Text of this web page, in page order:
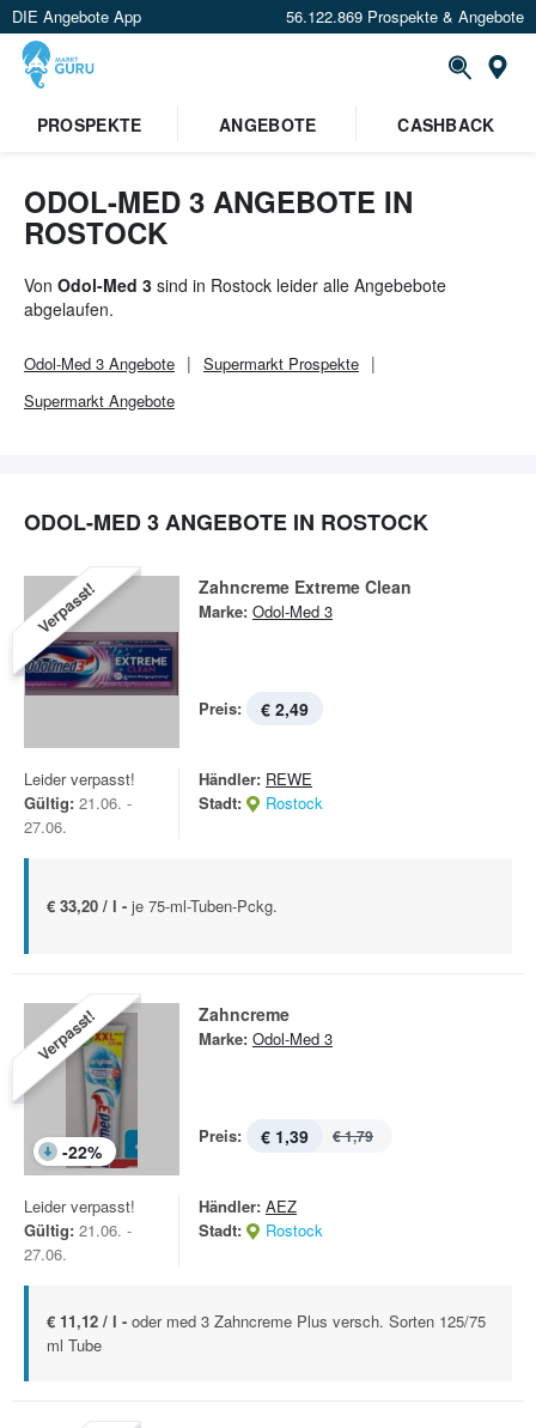
DIE Angebote App 56.122.869 Prospekte & Angebote
PROSPEKTE ANGEBOTE CASHBACK
ODOL-MED 3 ANGEBOTE IN
ROSTOCK
Von Odol-Med 3 sind in Rostock leider alle Angebebote
abgelaufen.
Odol-Med 3 Angebote Supermarkt Prospekte
Supermarkt Angebote
ODOL-MED 3 ANGEBOTE IN ROSTOCK
Verpasst! Zahncreme Extreme Clean
Marke: Odol-Med 3
Preis: € 2,49
Leider verpasst!
Gültig: 21.06. -
27.06.
Händler: REWE
Stadt:
Rostock
€ 33,20 / l - je 75-ml-Tuben-Pckg.
Verpasst!
-22%
Zahncreme
Marke: Odol-Med 3
Preis: € 1,39 € 1,79
Leider verpasst!
Gültig: 21.06. -
27.06.
Händler: AEZ
Stadt:
Rostock
€ 11,12 / l - oder med 3 Zahncreme Plus versch. Sorten 125/75
ml Tube